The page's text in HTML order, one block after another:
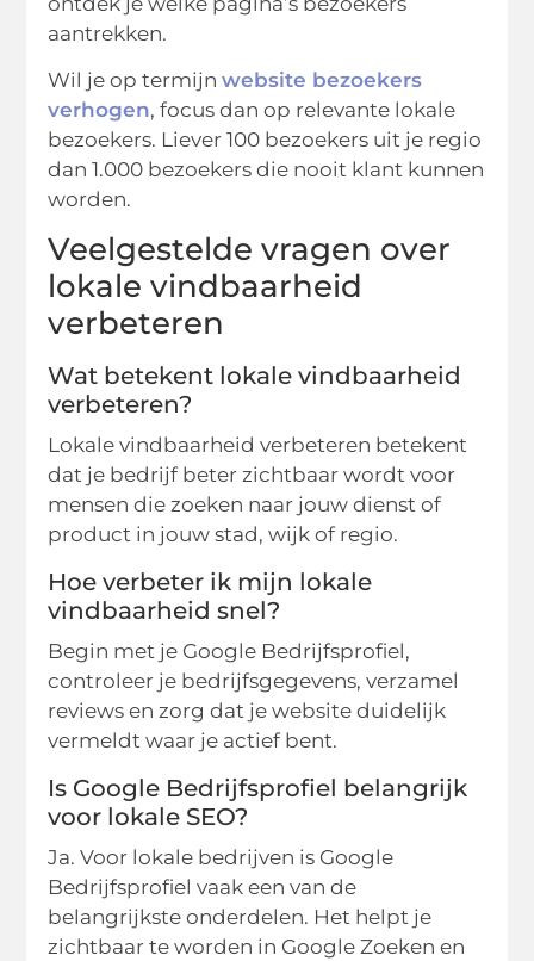
aantrekken.
Wil je op termijnwebsite bezoekers
verhogen, focus dan op relevante lokale
bezoekers. Liever 100 bezoekers uit je regio
dan 1.000 bezoekers die nooit klant kunnen
worden.
Veelgestelde vragen over
lokale vindbaarheid
verbeteren
Wat betekent lokale vindbaarheid
verbeteren?
Lokale vindbaarheid verbeteren betekent
dat je bedrijf beter zichtbaar wordt voor
mensen die zoeken naar jouw dienst of
product in jouw stad, wijk of regio.
Hoe verbeter ik mijn lokale
vindbaarheid snel?
Begin met je Google Bedrijfsprofiel,
controleer je bedrijfsgegevens, verzamel
reviews en zorg dat je website duidelijk
vermeldt waar je actief bent.
Is Google Bedrijfsprofiel belangrijk
voor lokale SEO?
Ja. Voor lokale bedrijven is Google
Bedrijfsprofiel vaak een van de
belangrijkste onderdelen. Het helpt je
zichtbaar te worden in Google Zoeken en